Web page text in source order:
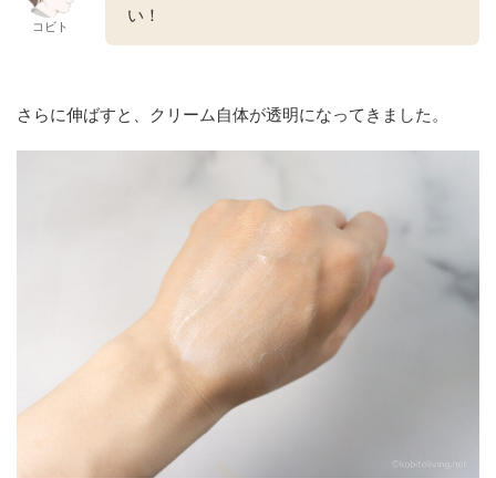
コビト
い！
さらに伸ばすと、クリーム自体が透明になってきました。